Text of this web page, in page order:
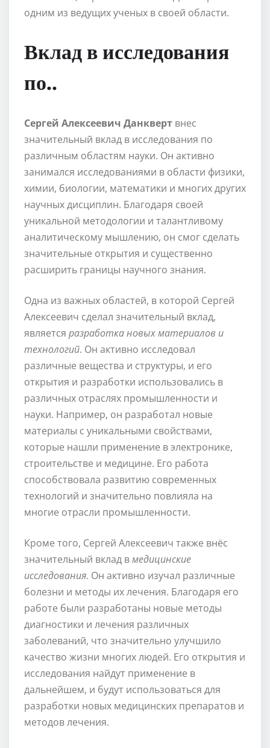
одним из ведущих ученых в своей области.
Вклад в исследования
по..
Сергей Алексеевич Данкверт внес
значительный вклад в исследования по
различным областям науки. Он активно
занимался исследованиями в области физики,
химии, биологии, математики и многих других
научных дисциплин. Благодаря своей
уникальной методологии и талантливому
аналитическому мышлению, он смог сделать
значительные открытия и существенно
расширить границы научного знания.
Одна из важных областей, в которой Сергей
Алексеевич сделал значительный вклад,
является разработка новых материалов и
технологий. Он активно исследовал
различные вещества и структуры, и его
открытия и разработки использовались в
различных отраслях промышленности и
науки. Например, он разработал новые
материалы с уникальными свойствами,
которые нашли применение в электронике,
строительстве и медицине. Его работа
способствовала развитию современных
технологий и значительно повлияла на
многие отрасли промышленности.
Кроме того, Сергей Алексеевич также внёс
значительный вклад вмедицинские
исследования. Он активно изучал различные
болезни и методы их лечения. Благодаря его
работе были разработаны новые методы
диагностики и лечения различных
заболеваний, что значительно улучшило
качество жизни многих людей. Его открытия и
исследования найдут применение в
дальнейшем, и будут использоваться для
разработки новых медицинских препаратов и
методов лечения.